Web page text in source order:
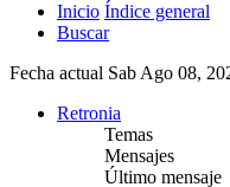
Inicio Índice general
Buscar
Fecha actual Sab Ago 08,
Retronia
Temas
Mensajes
Último mensaje